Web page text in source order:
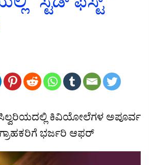
ಕಿವಿಯೋಲೆಗಳ ಅಪೂರ್ವ
ಭರ್ಜರಿ ಆಫರ್